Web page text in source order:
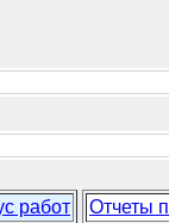
работ Отчеты